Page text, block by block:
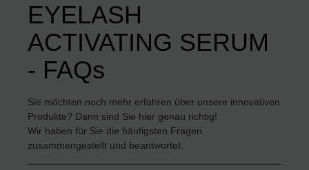
EYELASH
ACTIVATING SERUM
- FAQs
Sie möchten noch mehr erfahren über unsere innovativen
Produkte? Dann sind Sie hier genau richtig!
Wir haben für Sie die häufigsten Fragen
zusammengestellt und beantwortet.